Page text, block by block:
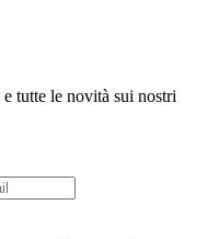
tutte le novità sui nostri